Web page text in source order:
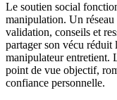
Le soutien social
manipulation. Un
validation, conseils et
partager son vécu réduit
manipulateur entretient.
point de vue objectif,
confiance personnelle.